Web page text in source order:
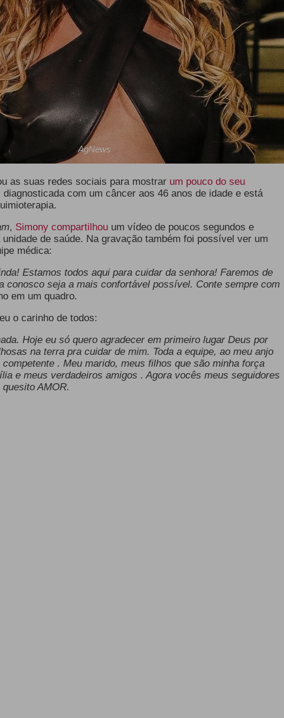
AgNews
as suas redes sociais para mostrar um pouco do seu
diagnosticada com um câncer aos 46 anos de idade e está
, Simony compartilhouum vídeo de poucos segundos e
de saúde. Na gravação também foi possível ver um
médica:
Estamos todos aqui para cuidar da senhora! Faremos de
conosco seja a mais confortável possível. Conte sempre com
em um quadro.
o carinho de todos:
Hoje eu só quero agradecer em primeiro lugar Deus por
na terra pra cuidar de mim. Toda a equipe, ao meu anjo
. Meu marido, meus filhos que são minha força
e meus verdadeiros amigos . Agora vocês meus seguidores
AMOR.